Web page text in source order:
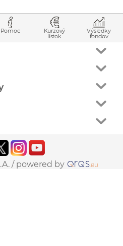
Pomoc Kurzový
lístok
Výsledky
fondov
/ powered by